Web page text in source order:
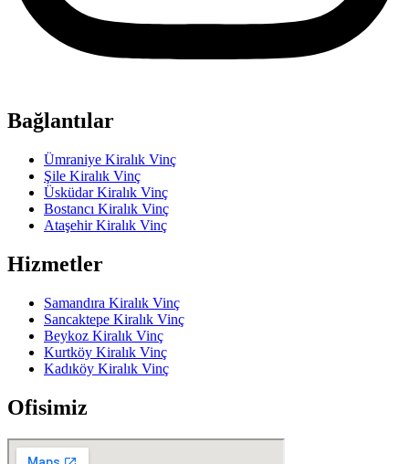
Bağlantılar
Ümraniye Kiralık Vinç
Şile Kiralık Vinç
Üsküdar Kiralık Vinç
Bostancı Kiralık Vinç
Ataşehir Kiralık Vinç
Hizmetler
Samandıra Kiralık Vinç
Sancaktepe Kiralık Vinç
Beykoz Kiralık Vinç
Kurtköy Kiralık Vinç
Kadıköy Kiralık Vinç
Ofisimiz